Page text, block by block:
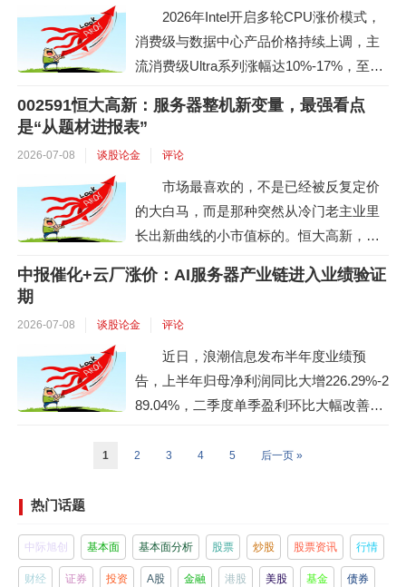
伟仕佳杰、中电港#CPU重回AI基础设施主
线。进入Agent/RL阶段后，AI任务从单次
生成走向连续执行，检索、工具调用、...
2026年Intel开启多轮CPU涨价模式，
消费级与数据中心产品价格持续上调，主
流消费级Ultra系列涨幅达10%-17%，至强
价核心源于AI服务器需求提升，先进制程
产能紧缺，Intel为适配市场需求，将部分
消费级CPU产能转向服务器芯片生产，并
通过股权回购锁定核心制造产能。2026年
Q1其数据中心业务营收同比增长2...
002591恒大高新：服务器整机新变量，最强看点
是“从题材进报表”
2026-07-08 谈股论金 评论
市场最喜欢的，不是已经被反复定价
的大白马，而是那种突然从冷门老主业里
长出新曲线的小市值标的。恒大高新，过
保、互联网短信通信，存在感并不强。但
动把业务切到了AI算力服务器整机生产销
售。这条线最关键的地方，不是“蹭算力”三
个字，而是已经从互动问答、官网、年
报、季度报里连续落地。年报里写得...
中报催化+云厂涨价：AI服务器产业链进入业绩验证
期
2026-07-08 谈股论金 评论
近日，浪潮信息发布半年度业绩预
告，上半年归母净利润同比大增226.29%-2
89.04%，二季度单季盈利环比大幅改善。
I服务器产业链的市场情绪，资金沿着AI服
正在从“远期故事”转向“当下盈利”，叠加
近...
1 2 3 4 5 后一页 »
热门话题
中际旭创 基本面 基本面分析 股票 炒股 股票资讯 行情
财经 证券 投资 A股 金融 港股 美股 基金 债券